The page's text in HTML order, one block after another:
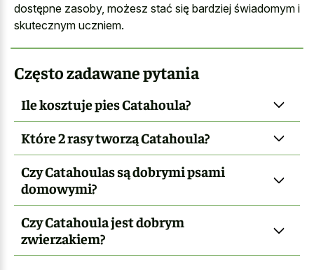
dostępne zasoby, możesz stać się bardziej świadomym i
skutecznym uczniem.
Często zadawane pytania
Ile kosztuje pies Catahoula?
Które 2 rasy tworzą Catahoula?
Czy Catahoulas są dobrymi psami
domowymi?
Czy Catahoula jest dobrym
zwierzakiem?